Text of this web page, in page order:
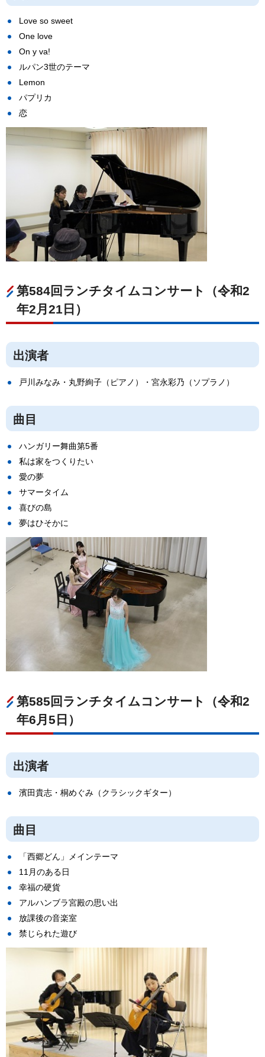
Love so sweet
One love
On y va!
ルパン3世のテーマ
Lemon
パプリカ
恋
第584回ランチタイムコンサート（令和2
年2月21日）
出演者
戸川みなみ・丸野絢子（ピアノ）・宮永彩乃（ソプラノ）
曲目
ハンガリー舞曲第5番
私は家をつくりたい
愛の夢
サマータイム
喜びの島
夢はひそかに
第585回ランチタイムコンサート（令和2
年6月5日）
出演者
濱田貴志・桐めぐみ（クラシックギター）
曲目
「西郷どん」メインテーマ
11月のある日
幸福の硬貨
アルハンブラ宮殿の思い出
放課後の音楽室
禁じられた遊び